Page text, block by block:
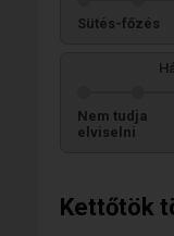
Kettőtök
Sütés-főzés
Nem tudja
elviselni